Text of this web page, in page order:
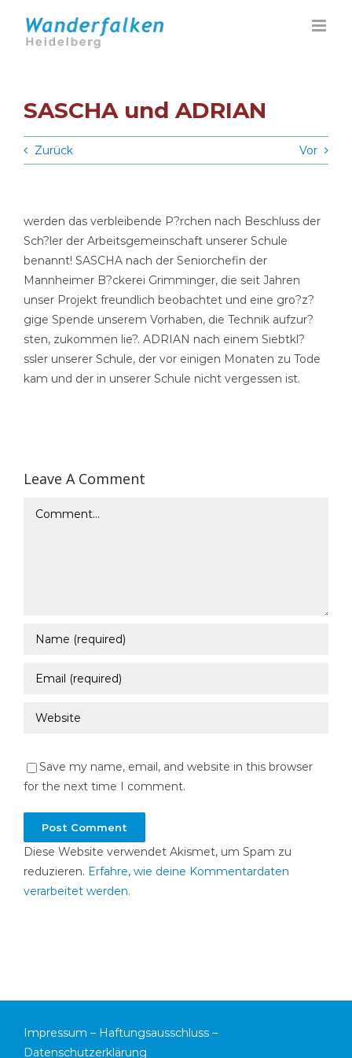
Inhalt
springen
SASCHA und ADRIAN
Zurück Vor
werden das verbleibende P?rchen nach Beschluss der
Sch?ler der Arbeitsgemeinschaft unserer Schule
benannt! SASCHA nach der Seniorchefin der
Mannheimer B?ckerei Grimminger, die seit Jahren
unser Projekt freundlich beobachtet und eine gro?z?
gige Spende unserem Vorhaben, die Technik aufzur?
sten, zukommen lie?. ADRIAN nach einem Siebtkl?
ssler unserer Schule, der vor einigen Monaten zu Tode
kam und der in unserer Schule nicht vergessen ist.
Leave A Comment
Comment
Save my name, email, and website in this browser
for the next time I comment.
Diese Website verwendet Akismet, um Spam zu
reduzieren. Erfahre, wie deine Kommentardaten
verarbeitet werden.
Impressum – Haftungsausschluss –
Datenschutzerklärung